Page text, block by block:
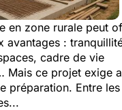
en zone rurale peut
avantages :
cadre de vie
Mais ce projet exige
préparation. Entre les